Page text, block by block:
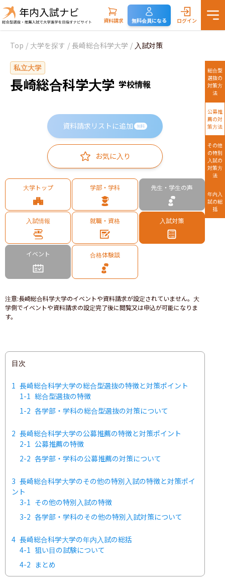
資料請求 無料会員になる ログイン
Top / 大学を探す / 長崎総合科学大学 / 入試対策
私立大学
長崎総合科学大学 学校情報
資料請求リストに追加 無料
お気に入り
大学トップ 学部・学科 先生・学生の声
入試情報 就職・資格 入試対策
イベント 合格体験談
注意:長崎総合科学大学のイベントや資料請求が設定されていません。大
学側でイベントや資料請求の設定完了後に閲覧又は申込が可能になりま
す。
目次
1 長崎総合科学大学の総合型選抜の特徴と対策ポイント
1-1 総合型選抜の特徴
1-2 各学部・学科の総合型選抜の対策について
2 長崎総合科学大学の公募推薦の特徴と対策ポイント
2-1 公募推薦の特徴
2-2 各学部・学科の公募推薦の対策について
3 長崎総合科学大学のその他の特別入試の特徴と対策ポイ
ント
3-1 その他の特別入試の特徴
3-2 各学部・学科のその他の特別入試対策について
4 長崎総合科学大学の年内入試の総括
4-1 狙い目の試験について
4-2 まとめ
総合型
選抜の
対策方
法
公募推
薦の対
策方法
その他
の特別
入試の
対策方
法
年内入
試の総
括